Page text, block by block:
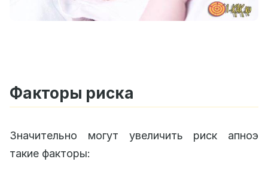
Факторы риска
Значительно могут увеличить риск апноэ
такие факторы: